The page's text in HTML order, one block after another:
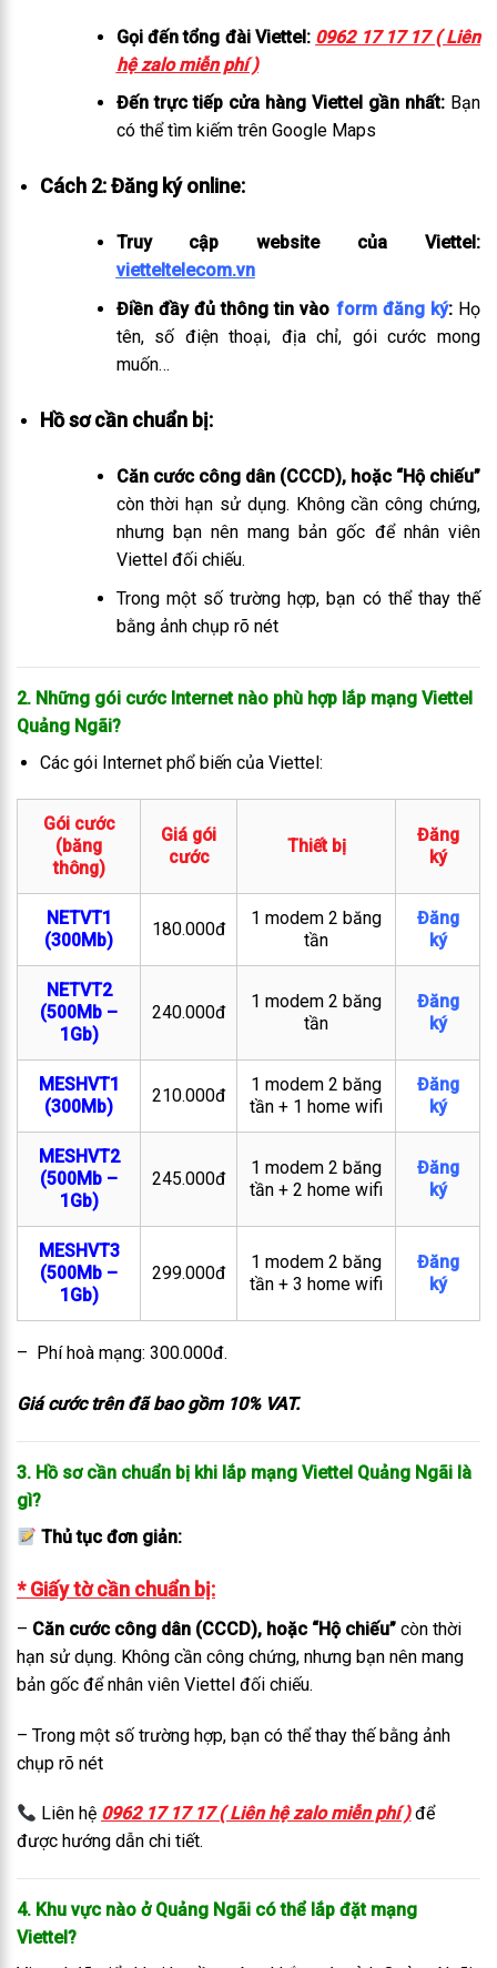
Gọi đến tổng đài Viettel: 0962 17 17 17 ( Liên
hệ zalo miễn phí )
Đến trực tiếp cửa hàng Viettel gần nhất:Bạn
có thể tìm kiếm trên Google Maps
Cách 2: Đăng ký online:
Truy cập website của Viettel:
vietteltelecom.vn
Điền đầy đủ thông tin vào form đăng ký:Họ
tên, số điện thoại, địa chỉ, gói cước mong
muốn…
Hồ sơ cần chuẩn bị:
Căn cước công dân (CCCD), hoặc “Hộ chiếu”
còn thời hạn sử dụng. Không cần công chứng,
nhưng bạn nên mang bản gốc để nhân viên
Viettel đối chiếu.
Trong một số trường hợp, bạn có thể thay thế
bằng ảnh chụp rõ nét
2. Những gói cước Internet nào phù hợp lắp mạng Viettel
Quảng Ngãi?
Các gói Internet phổ biến của Viettel:
Gói cước
(băng
thông)
Giá gói
cước
Thiết bị
Đăng
ký
NETVT1
(300Mb)
180.000đ
1 modem 2 băng
tần
Đăng
ký
NETVT2
(500Mb –
1Gb)
240.000đ
1 modem 2 băng
tần
Đăng
ký
MESHVT1
(300Mb)
210.000đ
1 modem 2 băng
tần + 1 home wifi
Đăng
ký
MESHVT2
(500Mb –
1Gb)
245.000đ
1 modem 2 băng
tần + 2 home wifi
Đăng
ký
MESHVT3
(500Mb –
1Gb)
299.000đ
1 modem 2 băng
tần + 3 home wifi
Đăng
ký
– Phí hoà mạng: 300.000đ.
Giá cước trên đã bao gồm 10% VAT.
3. Hồ sơ cần chuẩn bị khi lắp mạng Viettel Quảng Ngãi là
gì?
Thủ tục đơn giản:
* Giấy tờ cần chuẩn bị:
– Căn cước công dân (CCCD), hoặc “Hộ chiếu” còn thời
hạn sử dụng. Không cần công chứng, nhưng bạn nên mang
bản gốc để nhân viên Viettel đối chiếu.
– Trong một số trường hợp, bạn có thể thay thế bằng ảnh
chụp rõ nét
Liên hệ 0962 17 17 17 ( Liên hệ zalo miễn phí ) để
được hướng dẫn chi tiết.
4. Khu vực nào ở Quảng Ngãi có thể lắp đặt mạng
Viettel?